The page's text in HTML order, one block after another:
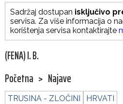
Sadržaj dostupan isključivo
servisa. Za više informacija o
korištenja servisa kontaktirajte
(FENA) I. B.
Početna > Najave
TRUSINA - ZLOČINI HRVATI